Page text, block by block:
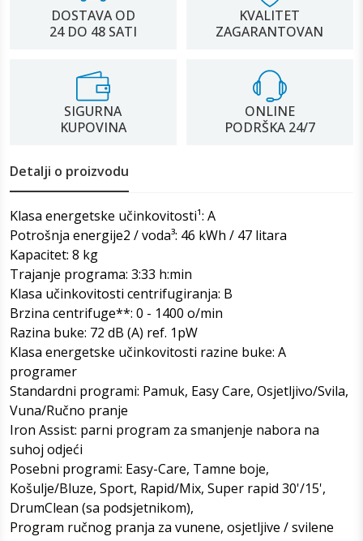
DOSTAVA OD
24 DO 48 SATI
KVALITET
ZAGARANTOVAN
SIGURNA
KUPOVINA
ONLINE
PODRŠKA 24/7
Detalji o proizvodu
Klasa energetske učinkovitosti¹: A
Potrošnja energije2 / voda³: 46 kWh / 47 litara
Kapacitet: 8 kg
Trajanje programa: 3:33 h:min
Klasa učinkovitosti centrifugiranja: B
Brzina centrifuge**: 0 - 1400 o/min
Razina buke: 72 dB (A) ref. 1pW
Klasa energetske učinkovitosti razine buke: A
programer
Standardni programi: Pamuk, Easy Care, Osjetljivo/Svila,
Vuna/Ručno pranje
Iron Assist: parni program za smanjenje nabora na
suhoj odjeći
Posebni programi: Easy-Care, Tamne boje,
Košulje/Bluze, Sport, Rapid/Mix, Super rapid 30'/15',
DrumClean (sa podsjetnikom),
Program ručnog pranja za vunene, osjetljive / svilene